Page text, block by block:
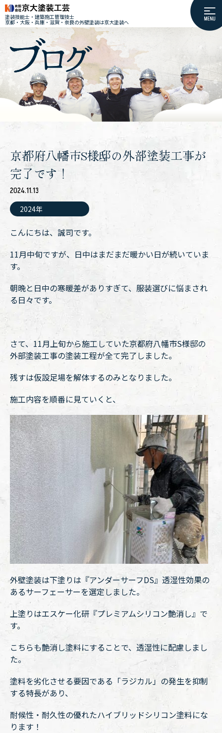
塗装技能士・建築施工管理技士
京都・大阪・兵庫・滋賀・奈良の外壁塗装は京大塗装へ
京都府八幡市S様邸の外部塗装工事が
完了です！
2024.11.13
2024年
こんにちは、誠司です。
11月中旬ですが、日中はまだまだ暖かい日が続いていま
す。
朝晩と日中の寒暖差がありすぎて、服装選びに悩まされ
る日々です。
さて、11月上旬から施工していた京都府八幡市S様邸の
外部塗装工事の塗装工程が全て完了しました。
残すは仮設足場を解体するのみとなりました。
施工内容を順番に見ていくと、
外壁塗装は下塗りは『アンダーサーフDS』透湿性効果の
あるサーフェーサーを選定しました。
上塗りはエスケー化研『プレミアムシリコン艶消し』で
す。
こちらも艶消し塗料にすることで、透湿性に配慮しまし
た。
塗料を劣化させる要因である「ラジカル」の発生を抑制
する特長があり、
耐候性・耐久性の優れたハイブリッドシリコン塗料にな
ります！